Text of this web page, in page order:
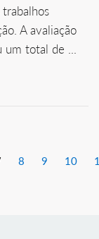
A avaliação
total de ...
8 9 10